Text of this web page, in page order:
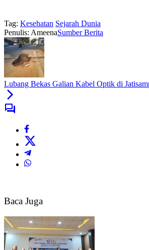
Tag: Kesehatan Sejarah Dunia
Penulis: AmeenaSumber Berita
Lubang Bekas Galian Kabel Optik di
Baca Juga